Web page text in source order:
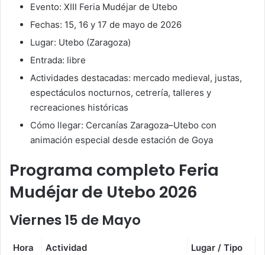
Evento: XIII Feria Mudéjar de Utebo
Fechas: 15, 16 y 17 de mayo de 2026
Lugar: Utebo (Zaragoza)
Entrada: libre
Actividades destacadas: mercado medieval, justas,
espectáculos nocturnos, cetrería, talleres y
recreaciones históricas
Cómo llegar: Cercanías Zaragoza–Utebo con
animación especial desde estación de Goya
Programa completo Feria
Mudéjar de Utebo 2026
Viernes 15 de Mayo
Hora Actividad Lugar / Tipo